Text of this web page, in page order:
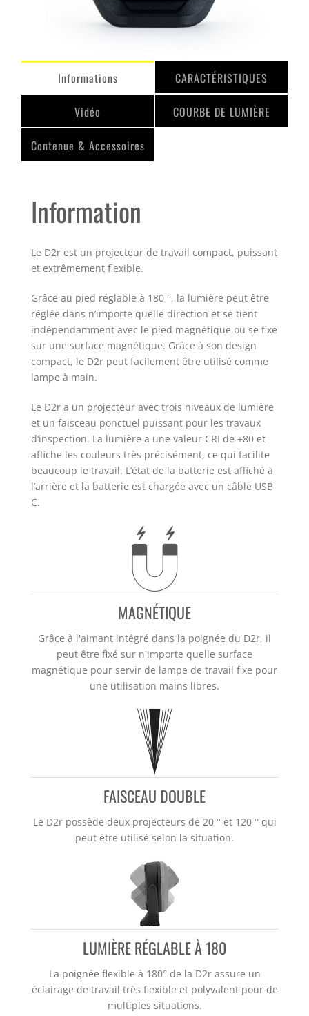
Informations CARACTÉRISTIQUES
Vidéo COURBE DE LUMIÈRE
Contenue & Accessoires
Information
Le D2r est un projecteur de travail compact, puissant
et extrêmement flexible.
Grâce au pied réglable à 180 °, la lumière peut être
réglée dans n’importe quelle direction et se tient
indépendamment avec le pied magnétique ou se fixe
sur une surface magnétique. Grâce à son design
compact, le D2r peut facilement être utilisé comme
lampe à main.
Le D2r a un projecteur avec trois niveaux de lumière
et un faisceau ponctuel puissant pour les travaux
d’inspection. La lumière a une valeur CRI de +80 et
affiche les couleurs très précisément, ce qui facilite
beaucoup le travail. L’état de la batterie est affiché à
l’arrière et la batterie est chargée avec un câble USB
C.
MAGNÉTIQUE
Grâce à l'aimant intégré dans la poignée du D2r, il
peut être fixé sur n'importe quelle surface
magnétique pour servir de lampe de travail fixe pour
une utilisation mains libres.
FAISCEAU DOUBLE
Le D2r possède deux projecteurs de 20 ° et 120 ° qui
peut être utilisé selon la situation.
LUMIÈRE RÉGLABLE À 180
La poignée flexible à 180° de la D2r assure un
éclairage de travail très flexible et polyvalent pour de
multiples situations.